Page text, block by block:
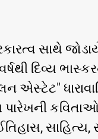
સાથે
દિવ્ય
એસ્ટેટ"
સાહિત્ય,